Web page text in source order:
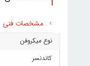
مشخصات فنی
نوع میکروفن
کاندنسر